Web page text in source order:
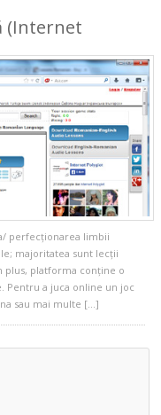
(Internet
perfecționarea limbii
majoritatea sunt lecții
platforma conține o
Pentru a juca online un joc
sau mai multe […]